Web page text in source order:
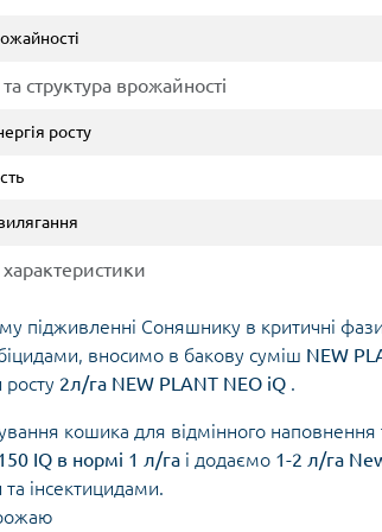
структура врожайності
росту
підживленні Соняшнику в критичні
вносимо в бакову суміш NEW
2л/га NEW PLANT NEO iQ .
кошика для відмінного
IQ в нормі 1 л/га і додаємо 1-2 л/га
інсектицидами.